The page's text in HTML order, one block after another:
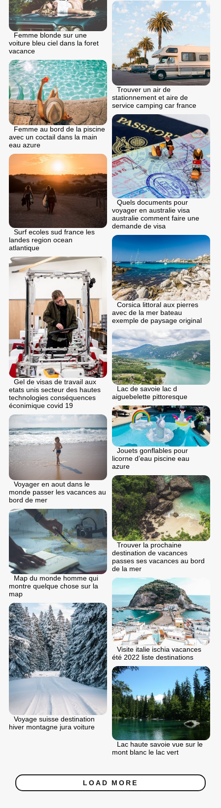
Femme blonde sur une
voiture bleu ciel dans la foret
vacance
Trouver un air de
stationnement et aire de
service camping car france
Femme au bord de la piscine
avec un coctail dans la main
eau azure
Quels documents pour
voyager en australie visa
australie comment faire une
demande de visa
Surf ecoles sud france les
landes region ocean
atlantique
Corsica littoral aux pierres
avec de la mer bateau
exemple de paysage original
Gel de visas de travail aux
etats unis secteur des hautes
technologies conséquences
éconimique covid 19
Lac de savoie lac d
aiguebelette pittoresque
Jouets gonflables pour
licorne d’eau piscine eau
azure
Voyager en aout dans le
monde passer les vacances au
bord de mer
Trouver la prochaine
destination de vacances
passes ses vacances au bord
de la mer
Map du monde homme qui
montre quelque chose sur la
map
Visite italie ischia vacances
été 2022 liste destinations
Voyage suisse destination
hiver montagne jura voiture
Lac haute savoie vue sur le
mont blanc le lac vert
LOAD MORE